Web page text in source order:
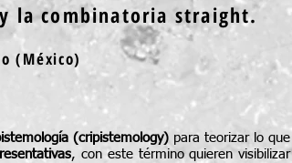
la combinatoria straight.
(México)
(cripistemology)para teorizar lo que
, con este término quieren visibilizar